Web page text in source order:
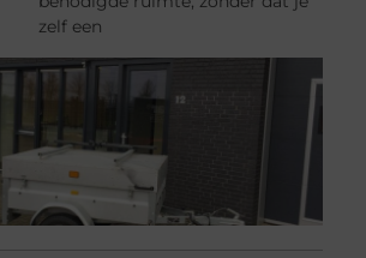
zelf een